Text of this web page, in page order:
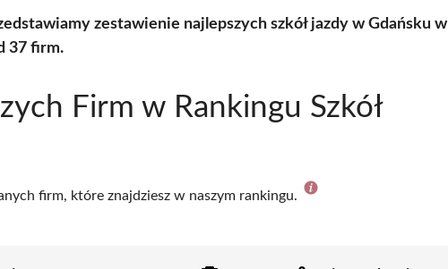
zestawienie najlepszych szkół jazdy w Gdańsku w
37 firm.
Firm w Rankingu Szkół
firm, które znajdziesz w naszym rankingu.